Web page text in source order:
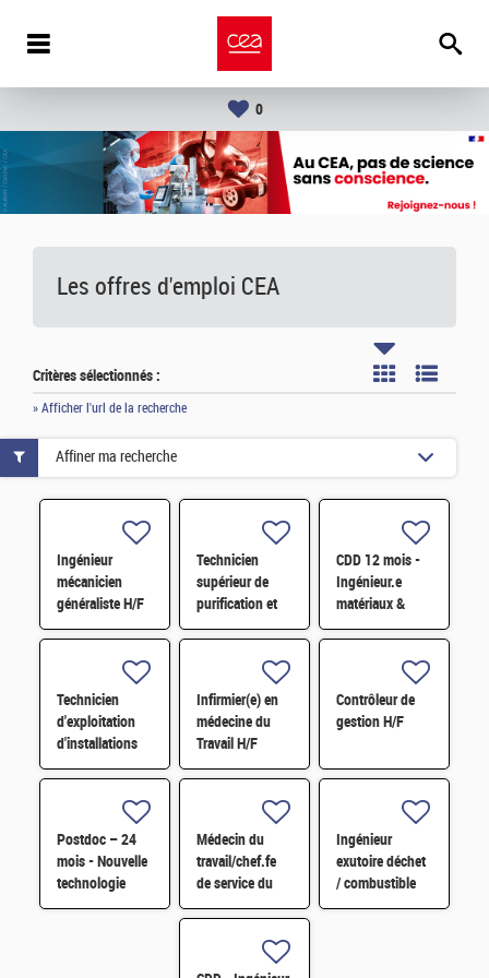
0
Les offres d'emploi CEA
Critères sélectionnés :
» Afficher l'url de la recherche
Ingénieur
mécanicien
généraliste H/F
Technicien
supérieur de
purification et
fabrication en
CDD 12 mois -
Ingénieur.e
matériaux &
soudage H/F
Technicien
d'exploitation
d'installations
H/F
Infirmier(e) en
médecine du
Travail H/F
Contrôleur de
gestion H/F
Postdoc – 24
mois - Nouvelle
technologie
d'imagerie
Médecin du
travail/chef.fe
de service du
SPST H/F
Ingénieur
exutoire déchet
/ combustible
H/F
Affiner ma recherche